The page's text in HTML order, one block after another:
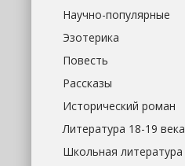
Научно-популярные
Эзотерика
Повесть
Рассказы
Исторический роман
Литература 18-19 века
Школьная литература